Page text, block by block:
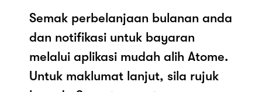
Semak perbelanjaan bulanan anda
dan notifikasi untuk bayaran
melalui aplikasi mudah alih Atome.
Untuk maklumat lanjut, sila rujuk